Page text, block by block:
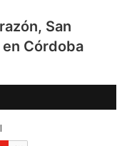
San
Córdoba